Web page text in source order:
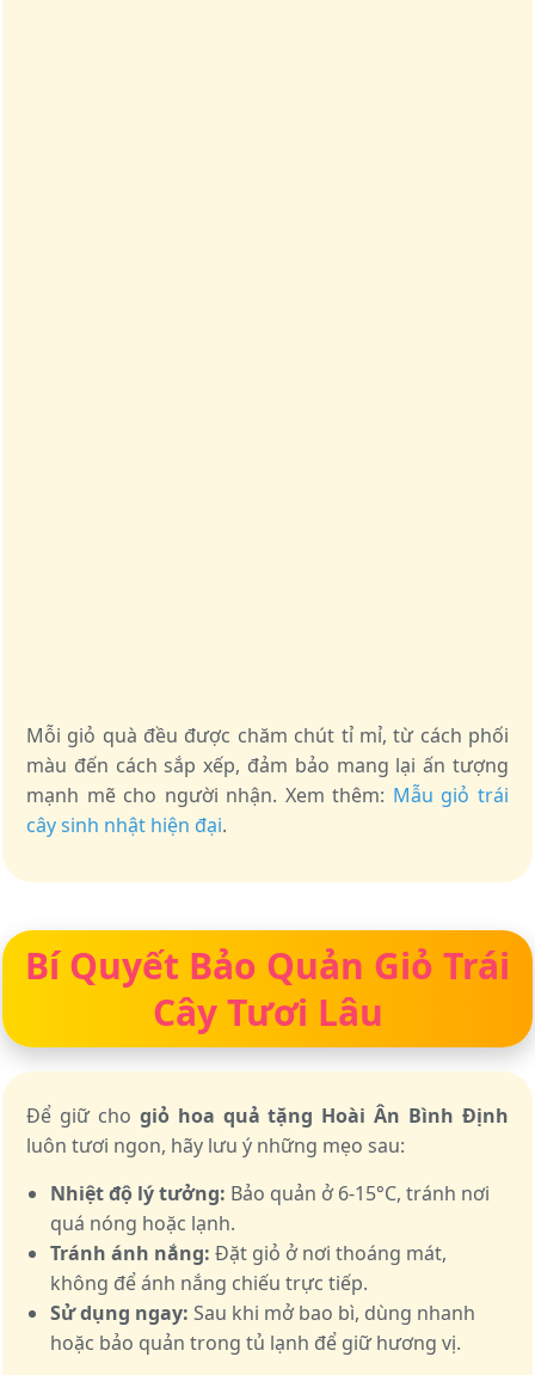
Mỗi giỏ quà đều được chăm chút tỉ mỉ, từ cách phối
màu đến cách sắp xếp, đảm bảo mang lại ấn tượng
mạnh mẽ cho người nhận. Xem thêm: Mẫu giỏ trái
cây sinh nhật hiện đại.
Bí Quyết Bảo Quản Giỏ Trái
Cây Tươi Lâu
Để giữ cho giỏ hoa quả tặng Hoài Ân Bình Định
luôn tươi ngon, hãy lưu ý những mẹo sau:
Nhiệt độ lý tưởng: Bảo quản ở 6-15°C, tránh nơi
quá nóng hoặc lạnh.
Tránh ánh nắng: Đặt giỏ ở nơi thoáng mát,
không để ánh nắng chiếu trực tiếp.
Sử dụng ngay: Sau khi mở bao bì, dùng nhanh
hoặc bảo quản trong tủ lạnh để giữ hương vị.